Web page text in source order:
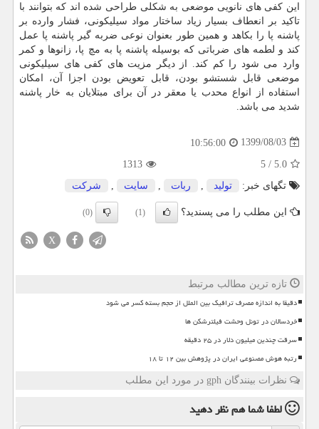
این کفی های نانویی موضعی به شکلی طراحی شده اند که بتوانند با
تاکید بر انعطاف بسیار زیاد ساختار مواد سیلیکونی، فشار وارده بر
پاشنه پا را بکاهد و همین طور بعنوان نوعی ضربه گیر پاشنه پا عمل
کند و لطمه های ضرباتی که بوسیله پاشنه پا به مچ پا، زانوها و کمر
وارد می شود را کم کند. از دیگر مزیت های کفی های سیلیکونی
موضعی قابل شستشو بودن، قابل تعویض بودن اجزا آن، امکان
استفاده از انواع محدب یا معقر در آن برای مبتلایان به خار پاشنه
شدید می باشد.
1399/08/03
10:56:00
5.0
/
5
1313
تگهای خبر:
تولید ربات سایت شركت
این مطلب را می پسندید؟ (1)
(0)
X
تازه ترین مطالب مرتبط
دقیقا به اندازه مصرف ترافیک بین الملل از حجم بسته کسر می شود
خردسالان در تونل وحشت فیلترشکن ها
سرقت چندین میلیون دلار در ۲۵ دقیقه
رتبه هوش مصنوعی ایران در پژوهش بین ۱۲ تا ۱۸
نظرات بینندگان gph در مورد این مطلب
لطفا شما همنظر دهید